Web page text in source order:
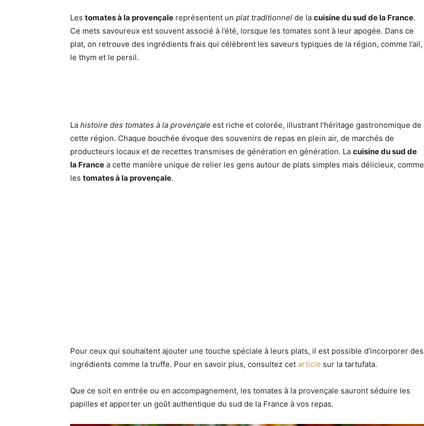
Les tomates à la provençale représentent un plat traditionnel de la cuisine du sud de la France.
Ce mets savoureux est souvent associé à l’été, lorsque les tomates sont à leur apogée. Dans ce
plat, on retrouve des ingrédients frais qui célèbrent les saveurs typiques de la région, comme l’ail,
le thym et le persil.
La histoire des tomates à la provençale est riche et colorée, illustrant l’héritage gastronomique de
cette région. Chaque bouchée évoque des souvenirs de repas en plein air, de marchés de
producteurs locaux et de recettes transmises de génération en génération. La cuisine du sud de
la France a cette manière unique de relier les gens autour de plats simples mais délicieux, comme
les tomates à la provençale.
Pour ceux qui souhaitent ajouter une touche spéciale à leurs plats, il est possible d’incorporer des
ingrédients comme la truffe. Pour en savoir plus, consultez cet article sur la tartufata.
Que ce soit en entrée ou en accompagnement, les tomates à la provençale sauront séduire les
papilles et apporter un goût authentique du sud de la France à vos repas.